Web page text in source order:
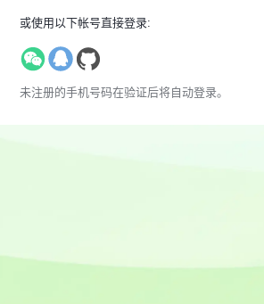
或使用以下帐号直接登录:
未注册的手机号码在验证后将自动登录。